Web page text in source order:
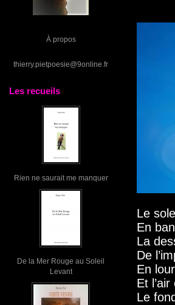
À propos
thierry.pietpoesie@9online.fr
Les recueils
Rien ne saurait me manquer
De la Mer Rouge au Soleil
Levant
Le
En
La
De
En
Et
Le